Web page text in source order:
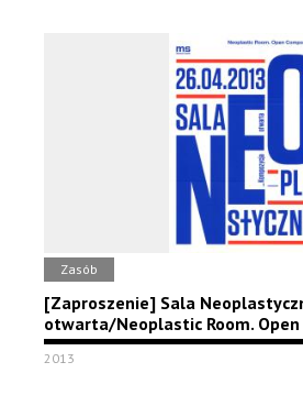
Zasób
[Zaproszenie] Sala
otwarta/Neoplastic Room.
2013